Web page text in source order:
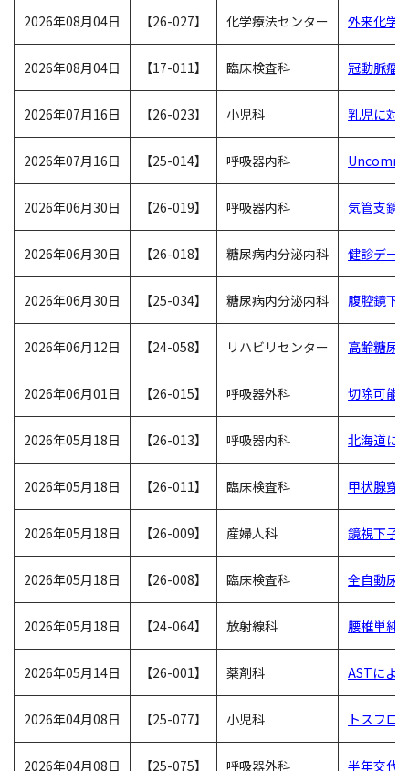
2026年08月04日 【26-027】 化学療法センター 外来化学
2026年08月04日 【17-011】 臨床検査科 冠動脈瘤
2026年07月16日 【26-023】 小児科 乳児に対
2026年07月16日 【25-014】 呼吸器内科
2026年06月30日 【26-019】 呼吸器内科 気管支鏡
2026年06月30日 【26-018】 糖尿病内分泌内科 健診デー
2026年06月30日 【25-034】 糖尿病内分泌内科 腹腔鏡下
2026年06月12日 【24-058】 リハビリセンター 高齢糖尿
2026年06月01日 【26-015】 呼吸器外科 切除可能
2026年05月18日 【26-013】 呼吸器内科 北海道に
2026年05月18日 【26-011】 臨床検査科 甲状腺穿
2026年05月18日 【26-009】 産婦人科 鏡視下子
2026年05月18日 【26-008】 臨床検査科 全自動尿
2026年05月18日 【24-064】 放射線科 腰椎単純
2026年05月14日 【26-001】 薬剤科 ASTによ
2026年04月08日 【25-077】 小児科 トスフロ
2026年04月08日 【25-075】 呼吸器外科 半年交代